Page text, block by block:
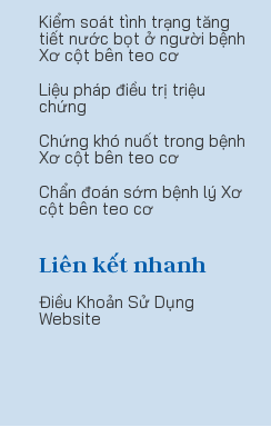
Kiểm soát tình trạng tăng
tiết nước bọt ở người bệnh
Xơ cột bên teo cơ
Liệu pháp điều trị triệu
chứng
Chứng khó nuốt trong bệnh
Xơ cột bên teo cơ
Chẩn đoán sớm bệnh lý Xơ
cột bên teo cơ
Liên kết nhanh
Điều Khoản Sử Dụng
Website